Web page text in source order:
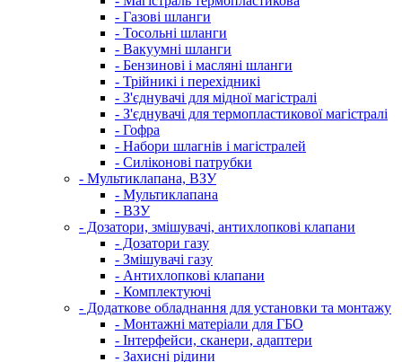
- Газові шланги
- Тосольні шланги
- Вакуумні шланги
- Бензинові і масляні шланги
- Трійникі і перехідникі
- З'єднувачі для мідної магістралі
- З'єднувачі для термопластикової магістралі
- Гофра
- Набори шлагнів і магістралей
- Силіконові патрубки
- Мультиклапана, ВЗУ
- Мультиклапана
- ВЗУ
- Дозатори, змішувачі, антихлопкові клапани
- Дозатори газу
- Змішувачі газу
- Антихлопкові клапани
- Комплектуючі
- Додаткове обладнання для установки та монтажу
- Монтажні матеріали для ГБО
- Інтерфейси, сканери, адаптери
- Захисні рідини